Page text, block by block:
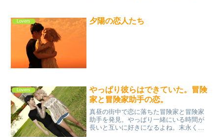
まりJosie8なのに外...
Lovers 夕陽の恋人たち
Lovers
やっぱり彼らはできていた。冒険
家と冒険家助手の恋。
真昼の街中で恋に落ちた冒険家と冒険家
助手を発見。やっぱり一緒にいる時間が
長いと互いに好きになるよね。末永くお